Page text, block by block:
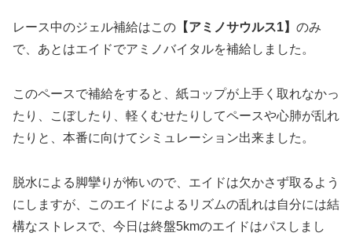
レース中のジェル補給はこの 【アミノサウルス1】 のみ
で、あとはエイドでアミノバイタルを補給しました。
このペースで補給をすると、紙コップが上手く取れなかっ
たり、こぼしたり、軽くむせたりしてペースや心肺が乱れ
たりと、本番に向けてシミュレーション出来ました。
脱水による脚攣りが怖いので、エイドは欠かさず取るよう
にしますが、このエイドによるリズムの乱れは自分には結
構なストレスで、今日は終盤5kmのエイドはパスしまし